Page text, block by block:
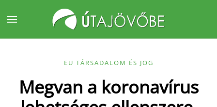
Fő tartalom átugrása
EU TÁRSADALOM ÉS JOG
Megvan a koronavírus